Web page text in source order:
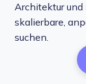
Architektur und
skalierbare,
suchen.